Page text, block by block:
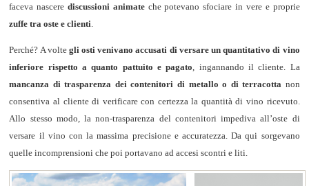
faceva nascerediscussioni animateche potevano sfociare in vere e proprie
zuffe tra oste e clienti
Perché? A volte gli osti venivano accusati di versare un quantitativo di vino
inferiore rispetto a quanto pattuito e pagato , ingannando il cliente. La
mancanza di trasparenza dei contenitori di metallo o di terracotta non
consentiva al cliente di verificare con certezza la quantità di vino ricevuto.
Allo stesso modo, la non-trasparenza del contenitori impediva all’oste di
versare il vino con la massima precisione e accuratezza. Da qui sorgevano
quelle incomprensioni che poi portavano ad accesi scontri e liti.